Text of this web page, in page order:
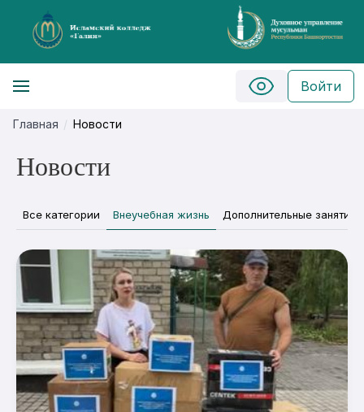
Войти
Главная Новости
Новости
Все категории Внеучебная жизнь Дополнительные занятия